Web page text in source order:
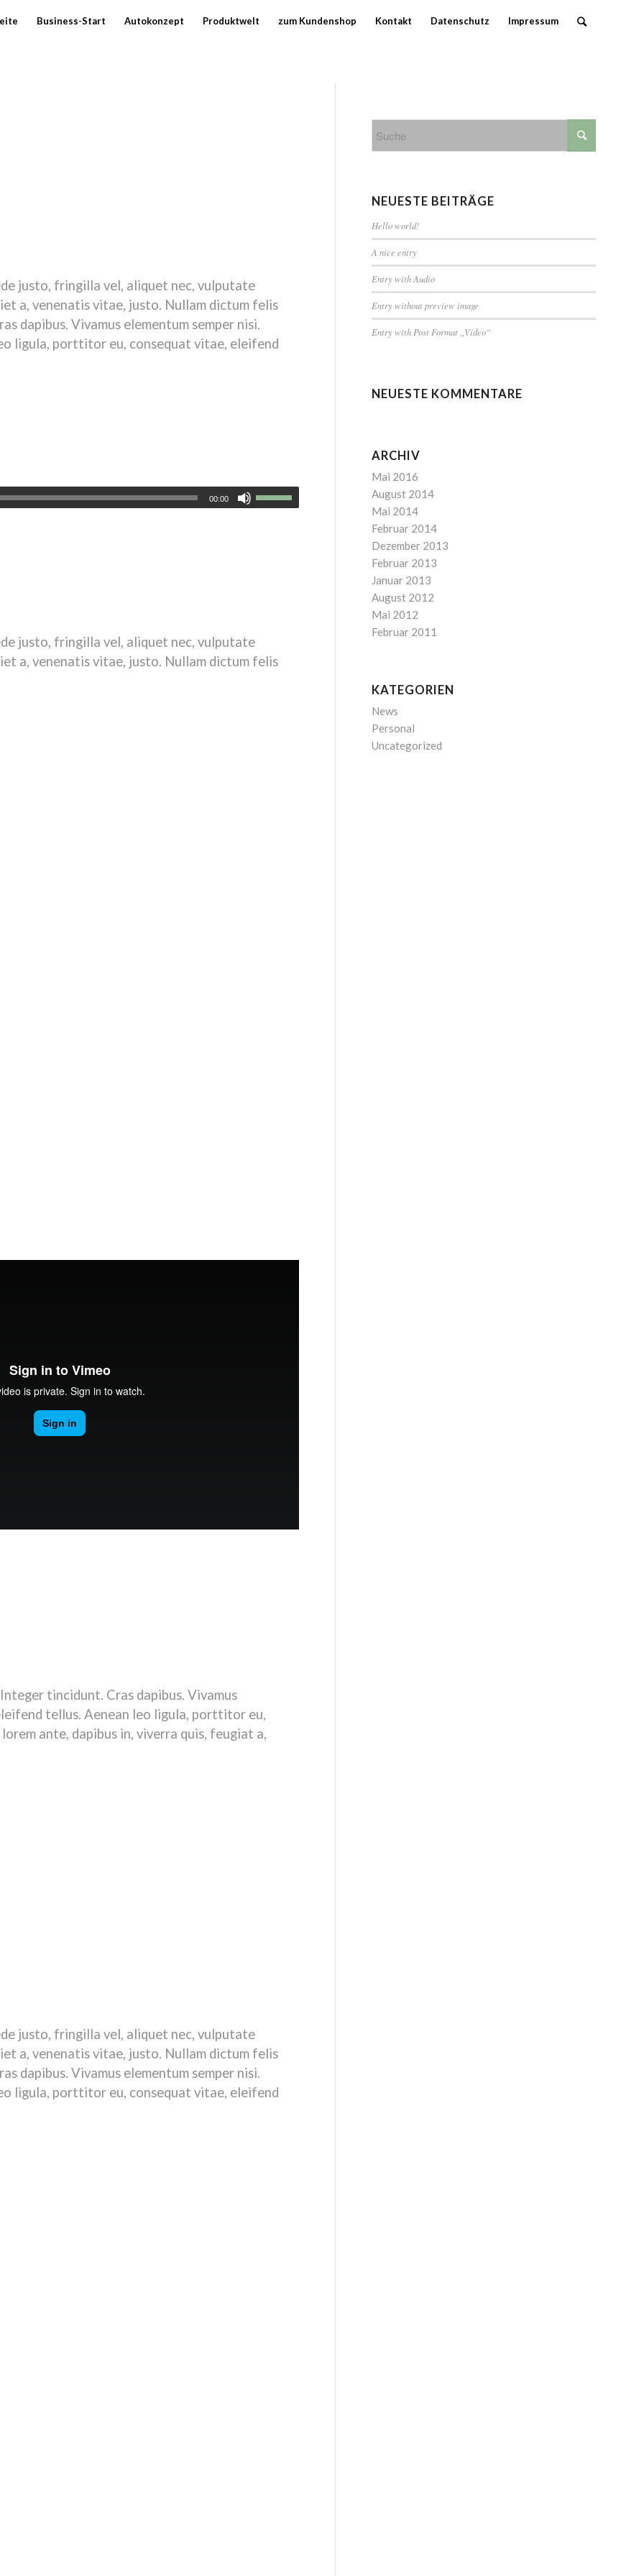
Business-Start Autokonzept Produktwelt zum Kundenshop Kontakt Datenschutz Impressum
justo, fringilla vel, aliquet nec, vulputate
a, venenatis vitae, justo. Nullam dictum felis
dapibus. Vivamus elementum semper nisi.
ligula, porttitor eu, consequat vitae, eleifend
00:00
justo, fringilla vel, aliquet nec, vulputate
a, venenatis vitae, justo. Nullam dictum felis
tincidunt. Cras dapibus. Vivamus
tellus. Aenean leo ligula, porttitor eu,
ante, dapibus in, viverra quis, feugiat a,
justo, fringilla vel, aliquet nec, vulputate
a, venenatis vitae, justo. Nullam dictum felis
dapibus. Vivamus elementum semper nisi.
ligula, porttitor eu, consequat vitae, eleifend
NEUESTE BEITRÄGE
Hello world!
A nice entry
Entry with Audio
Entry without preview image
Entry with Post Format „Video“
NEUESTE KOMMENTARE
ARCHIV
Mai 2016
August 2014
Mai 2014
Februar 2014
Dezember 2013
Februar 2013
Januar 2013
August 2012
Mai 2012
Februar 2011
KATEGORIEN
News
Personal
Uncategorized